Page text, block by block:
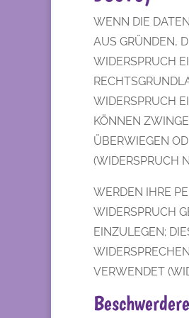
WENN DIE
AUS GRÜNDEN,
WIDERSPRUCH
WIDERSPRUCH
KÖNNEN
ÜBERWIEGEN
(WIDERSPRUCH
WERDEN IHRE
WIDERSPRUCH
EINZULEGEN;
VERWENDET